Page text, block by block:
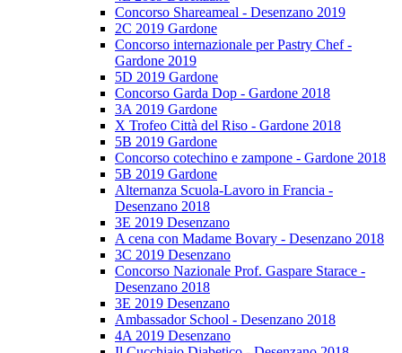
Concorso Shareameal - Desenzano 2019
2C 2019 Gardone
Concorso internazionale per Pastry Chef -
Gardone 2019
5D 2019 Gardone
Concorso Garda Dop - Gardone 2018
3A 2019 Gardone
X Trofeo Città del Riso - Gardone 2018
5B 2019 Gardone
Concorso cotechino e zampone - Gardone 2018
5B 2019 Gardone
Alternanza Scuola-Lavoro in Francia -
Desenzano 2018
3E 2019 Desenzano
A cena con Madame Bovary - Desenzano 2018
3C 2019 Desenzano
Concorso Nazionale Prof. Gaspare Starace -
Desenzano 2018
3E 2019 Desenzano
Ambassador School - Desenzano 2018
4A 2019 Desenzano